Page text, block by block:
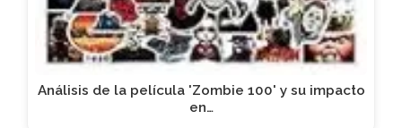
Análisis de la película 'Zombie 100' y su impacto
en…